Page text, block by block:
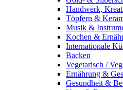
Handwerk,
Töpfern &
Musik &
Kochen &
Internationale
Backen
Vegetarisch /
Ernährung &
Gesundheit &